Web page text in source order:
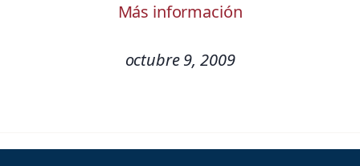
Más información
octubre 9, 2009